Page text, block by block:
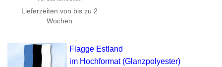
Lieferzeiten von bis zu 2
Wochen
Flagge Estland
im Hochformat (Glanzpolyester)